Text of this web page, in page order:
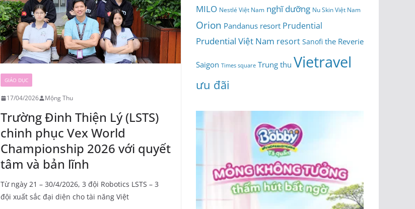
GIÁO DỤC
17/04/2026 Mộng Thu
Trường Đinh Thiện Lý (LSTS)
chinh phục Vex World
Championship 2026 với quyết
tâm và bản lĩnh
Từ ngày 21 – 30/4/2026, 3 đội Robotics LSTS – 3
đội xuất sắc đại diện cho tài năng Việt
MILO Nestlé Việt Nam nghĩ dưỡng Nu Skin Việt Nam
Orion Pandanus resort Prudential
Prudential Việt Nam resort Sanofi the Reverie
Saigon Times square Trung thu Vietravel
ưu đãi